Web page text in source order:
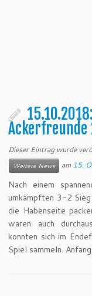
Ackerfreunde
Dieser Eintrag wurde
Weitere News
am 15.
Nach einem
umkämpften 3-2
die Habenseite
waren auch
konnten sich im
Spiel sammeln.